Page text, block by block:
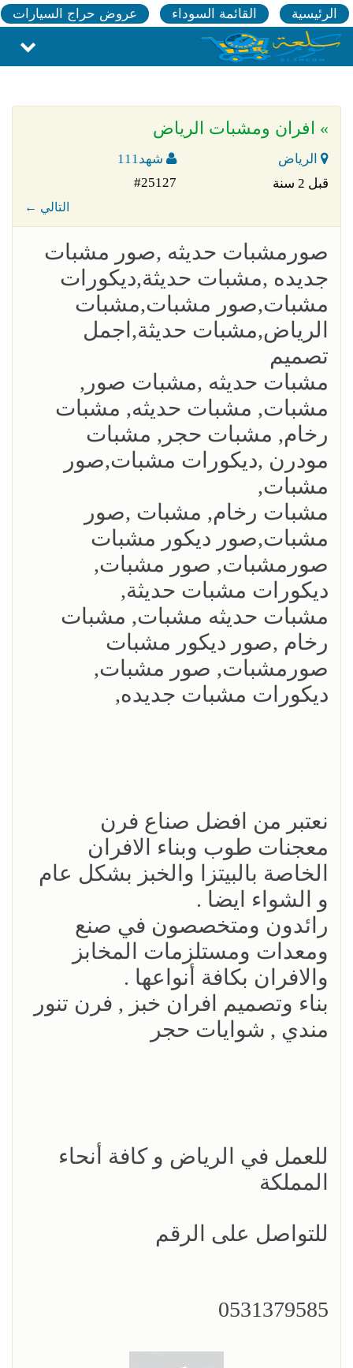
الرئيسية القائمة السوداء عروض حراج السيارات
» افران ومشبات الرياض
الرياض
شهد111
قبل 2 سنة
#25127
← التالي
صورمشبات حديثه ,صور مشبات
جديده ,مشبات حديثة,ديكورات
مشبات,صور مشبات,مشبات
الرياض,مشبات حديثة,اجمل
تصميم
مشبات حديثه ,مشبات صور,
مشبات, مشبات حديثه, مشبات
رخام, مشبات حجر, مشبات
مودرن ,ديكورات مشبات,صور
مشبات,
مشبات رخام, مشبات ,صور
مشبات,صور ديكور مشبات
صورمشبات, صور مشبات,
ديكورات مشبات حديثة,
مشبات حديثه مشبات, مشبات
رخام ,صور ديكور مشبات
صورمشبات, صور مشبات,
ديكورات مشبات جديده,
نعتبر من افضل صناع فرن
معجنات طوب وبناء الافران
الخاصة بالبيتزا والخبز بشكل عام
و الشواء ايضا .
رائدون ومتخصصون في صنع
ومعدات ومستلزمات المخابز
والافران بكافة أنواعها .
بناء وتصميم افران خبز , فرن تنور
مندي , شوايات حجر
للعمل في الرياض و كافة أنحاء
المملكة
للتواصل على الرقم
0531379585